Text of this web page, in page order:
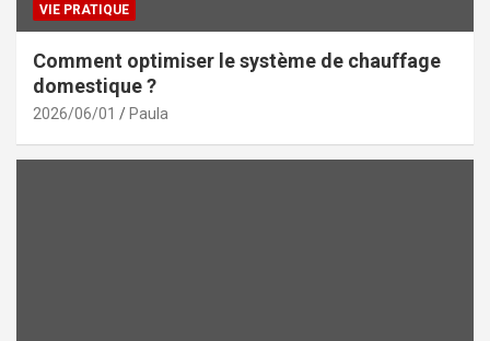
VIE PRATIQUE
Comment optimiser le système de chauffage
domestique ?
2026/06/01 Paula